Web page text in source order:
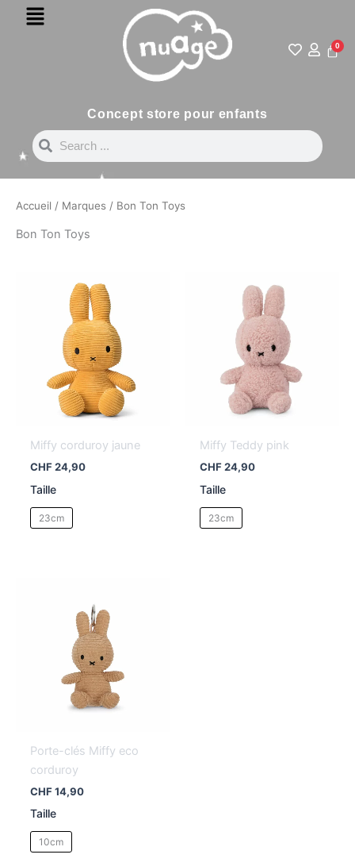
Concept store pour enfants
SearchSearch
Menu
0
Accueil / Marques / Bon Ton Toys
Bon Ton Toys
Miffy corduroy jaune
CHF24,90
Taille
23cm
Miffy Teddy pink
CHF24,90
Taille
23cm
Porte-clés Miffy eco
corduroy
CHF14,90
Taille
10cm